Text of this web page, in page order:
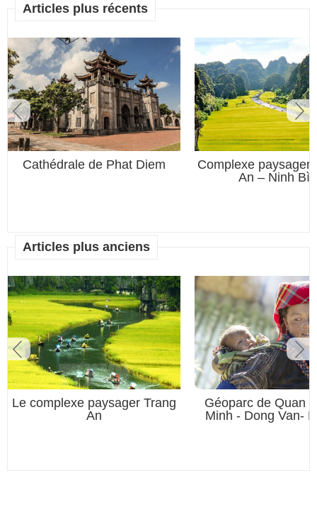
Articles plus récents
Cathédrale de Phat Diem
Complexe paysager
An – Ninh
Articles plus anciens
Le complexe paysager Trang
An
Géoparc de Quan
Minh - Dong Van-